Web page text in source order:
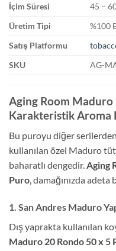
İçim Süresi
45 –
Üretim Tipi
%100
Satış Platformu
SKU
AG-
Aging Room Maduro
Karakteristik Aroma
Bu puroyu diğer
kullanılan özel Maduro
baharatlı dengedir.Aging
Puro, damağınızda
1. San Andres Maduro
Dış yaprakta kullanılan
Maduro 20 Rondo 50 x 5